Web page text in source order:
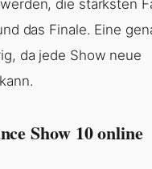
die stärksten
das Finale. Eine
da jede Show neue
Show 10 online